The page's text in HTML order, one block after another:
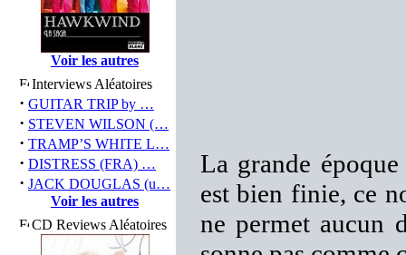
Voir les autres
Interviews Aléatoires
· GUITAR TRIP by …
· STEVEN WILSON (…
· TRAMP’S WHITE L…
· DISTRESS (FRA) …
· JACK DOUGLAS (u…
Voir les autres
CD Reviews Aléatoires
La grande
est bien finie, ce
ne permet aucun